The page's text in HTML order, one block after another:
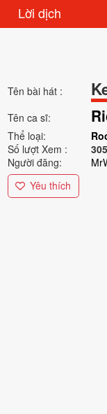
Lời dịch
Tên bài hát :
Tên ca sĩ:
Thể loại:
Số lượt Xem :
Người đăng:
Yêu thích